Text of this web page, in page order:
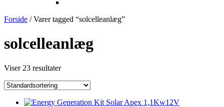
Forside / Varer tagged “solcelleanlæg”
solcelleanlæg
Viser 23 resultater